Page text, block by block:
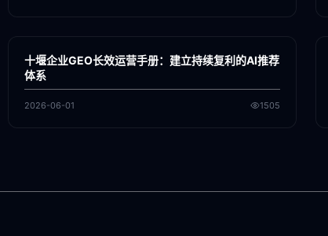
GEO
十堰企业GEO长效运营手册：建立持续复利的AI推荐
体系
2026-06-01 1505